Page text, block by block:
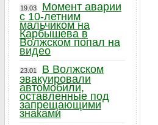
19.03
Момент аварии
с 10-летним
мальчиком на
Карбышева в
Волжском попал на
видео
23.01
В Волжском
эвакуировали
автомобили,
оставленные под
запрещающими
знаками